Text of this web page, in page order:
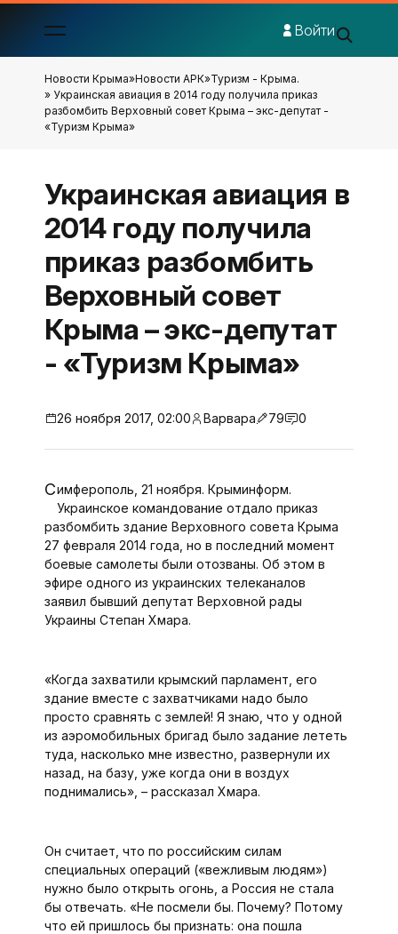
Войти
Новости Крыма»Новости АРК»Туризм - Крыма.
» Украинская авиация в 2014 году получила приказ
разбомбить Верховный совет Крыма – экс-депутат -
«Туризм Крыма»
Украинская авиация в
2014 году получила
приказ разбомбить
Верховный совет
Крыма – экс-депутат
- «Туризм Крыма»
26 ноября 2017, 02:00 Варвара 79 0
Симферополь, 21 ноября. Крыминформ.
Украинское командование отдало приказ
разбомбить здание Верховного совета Крыма
27 февраля 2014 года, но в последний момент
боевые самолеты были отозваны. Об этом в
эфире одного из украинских телеканалов
заявил бывший депутат Верховной рады
Украины Степан Хмара.
«Когда захватили крымский парламент, его
здание вместе с захватчиками надо было
просто сравнять с землей! Я знаю, что у одной
из аэромобильных бригад было задание лететь
туда, насколько мне известно, развернули их
назад, на базу, уже когда они в воздух
поднимались», – рассказал Хмара.
Он считает, что по российским силам
специальных операций («вежливым людям»)
нужно было открыть огонь, а Россия не стала
бы отвечать. «Не посмели бы. Почему? Потому
что ей пришлось бы признать: она пошла